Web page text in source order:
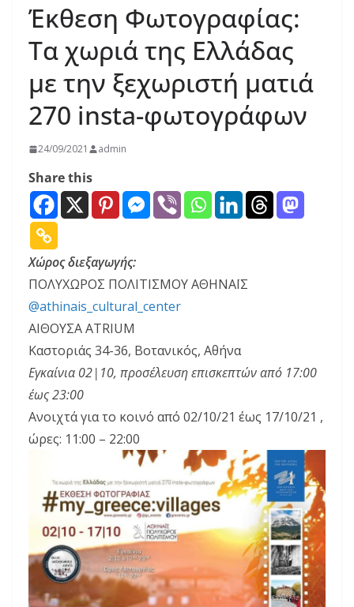
Έκθεση Φωτογραφίας:
Τα χωριά της Ελλάδας
με την ξεχωριστή ματιά
270 insta-φωτογράφων
24/09/2021 admin
Share this
Χώρος διεξαγωγής:
ΠΟΛΥΧΩΡΟΣ ΠΟΛΙΤΙΣΜΟΥ ΑΘΗΝΑΪΣ
@athinais_cultural_center
ΑΙΘΟΥΣΑ ATRIUM
Καστοριάς 34-36, Βοτανικός, Αθήνα
Εγκαίνια 02|10, προσέλευση επισκεπτών από 17:00
έως 23:00
Ανοιχτά για το κοινό από 02/10/21 έως 17/10/21 ,
ώρες: 11:00 – 22:00